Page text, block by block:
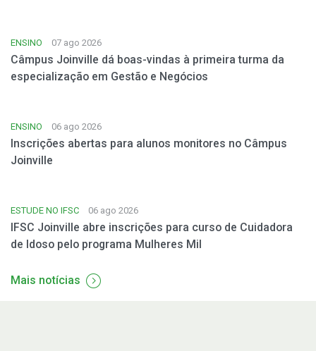
ENSINO 07 ago 2026
Câmpus Joinville dá boas-vindas à primeira turma da
especialização em Gestão e Negócios
ENSINO 06 ago 2026
Inscrições abertas para alunos monitores no Câmpus
Joinville
ESTUDE NO IFSC 06 ago 2026
IFSC Joinville abre inscrições para curso de Cuidadora
de Idoso pelo programa Mulheres Mil
Mais notícias